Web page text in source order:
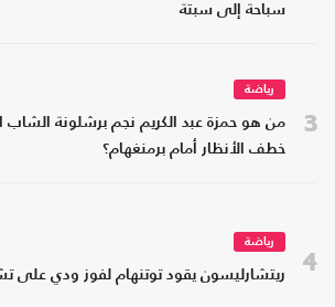
سباحة إلى سبتة
3
رياضة
من هو حمزة عبد الكريم نجم برشلونة الشاب
خطف الأنظار أمام برمنغهام؟
4
رياضة
ريتشارليسون يقود توتنهام لفوز ودي على